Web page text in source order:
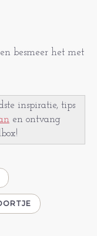
en besmeer het met
inspiratie, tips
en ontvang